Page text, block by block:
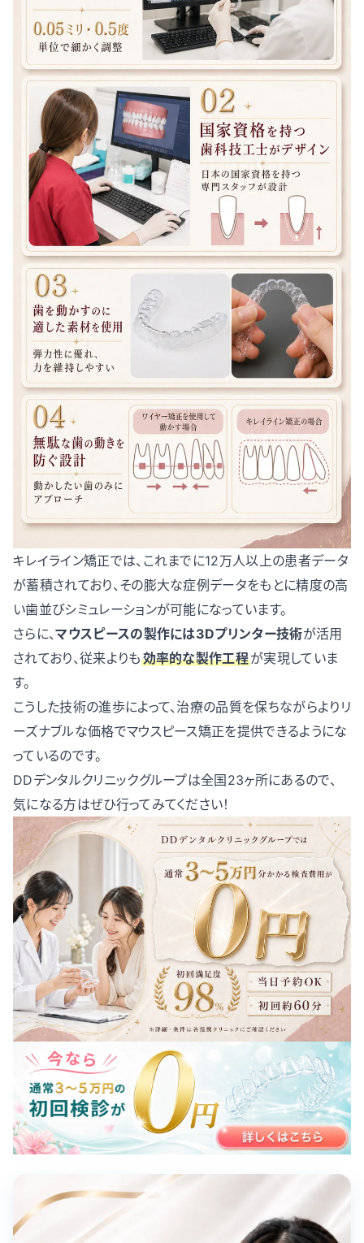
キレイライン矯正では、これまでに12万人以上の患者データ
が蓄積されており、その膨大な症例データをもとに精度の高
い歯並びシミュレーションが可能になっています。
さらに、マウスピースの製作には3Dプリンター技術が活用
されており、従来よりも効率的な製作工程が実現していま
す。
こうした技術の進歩によって、治療の品質を保ちながらよりリ
ーズナブルな価格でマウスピース矯正を提供できるようにな
っているのです。
DDデンタルクリニックグループは全国23ヶ所にあるので、
気になる方はぜひ行ってみてください！